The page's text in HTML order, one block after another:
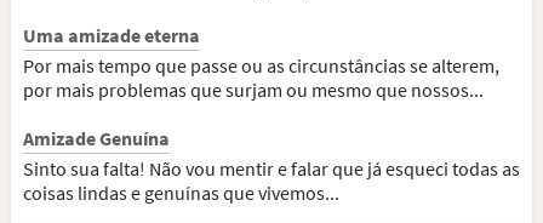
Uma amizade eterna
Por mais tempo que passe ou as circunstâncias se alterem,
por mais problemas que surjam ou mesmo que nossos...
Amizade Genuína
Sinto sua falta! Não vou mentir e falar que já esqueci todas as
coisas lindas e genuínas que vivemos...